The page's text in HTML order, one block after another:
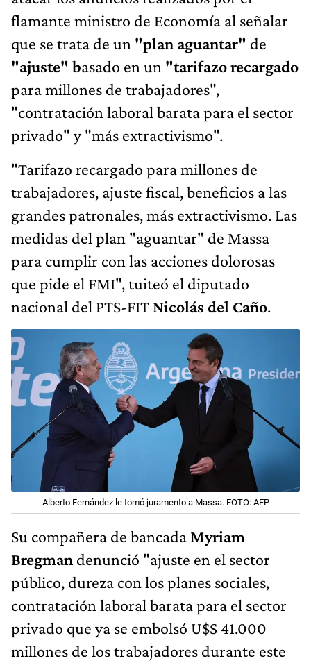
flamante ministro de Economía al señalar
que se trata de un "plan aguantar" de
"ajuste" basado en un "tarifazo recargado
para millones de trabajadores",
"contratación laboral barata para el sector
privado" y "más extractivismo".
"Tarifazo recargado para millones de
trabajadores, ajuste fiscal, beneficios a las
grandes patronales, más extractivismo. Las
medidas del plan "aguantar" de Massa
para cumplir con las acciones dolorosas
que pide el FMI", tuiteó el diputado
nacional del PTS-FIT Nicolás del Caño.
Alberto Fernández le tomó juramento a Massa. FOTO: AFP
Su compañera de bancada Myriam
Bregman denunció "ajuste en el sector
público, dureza con los planes sociales,
contratación laboral barata para el sector
privado que ya se embolsó U$S 41.000
millones de los trabajadores durante este